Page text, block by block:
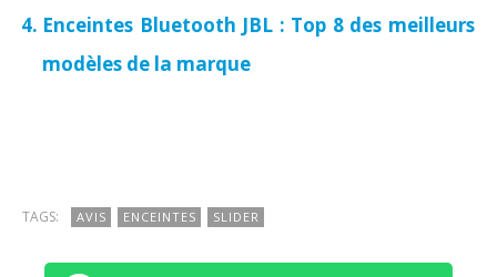
Enceintes Bluetooth JBL : Top 8 des meilleurs
modèles de la marque
TAGS: AVIS ENCEINTES SLIDER